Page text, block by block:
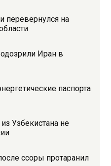
перевернулся на
Иран в
паспорта
Узбекистана не
ссоры протаранил